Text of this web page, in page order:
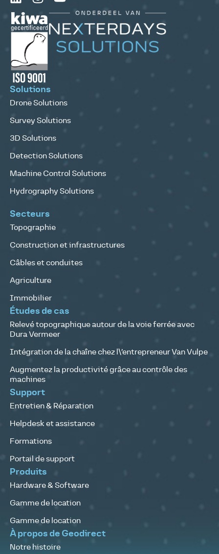
Solutions
Drone Solutions
Survey Solutions
3D Solutions
Detection Solutions
Machine Control Solutions
Hydrography Solutions
Secteurs
Topographie
Construction et infrastructures
Câbles et conduites
Agriculture
Immobilier
Études de cas
Relevé topographique autour de la voie ferrée avec
Dura Vermeer
Intégration de la chaîne chez l\’entrepreneur Van Vulpe
Augmentez la productivité grâce au contrôle des
machines
Support
Entretien & Réparation
Helpdesk et assistance
Formations
Portail de support
Produits
Hardware & Software
Gamme de location
Gamme de location
À propos de Geodirect
Notre histoire